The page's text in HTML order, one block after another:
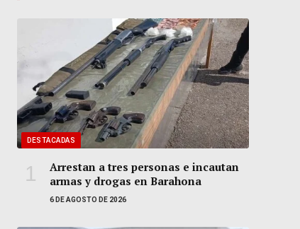
DESTACADAS
Arrestan a tres personas e incautan
armas y drogas en Barahona
6 DE AGOSTO DE 2026